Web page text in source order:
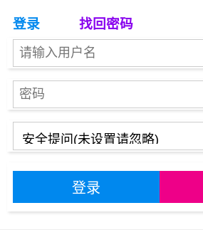
登录 找回密码
登录